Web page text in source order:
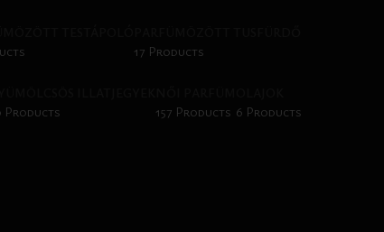
17 Products
Products
157 Products 6 Products